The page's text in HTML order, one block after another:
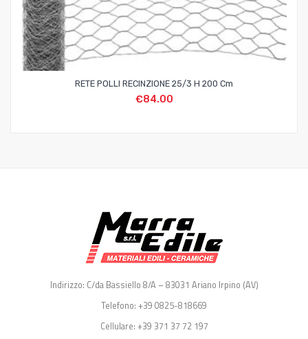
RETE POLLI RECINZIONE 25/3 H 200 Cm
€84.00
Indirizzo: C/da Bassiello 8/A – 83031 Ariano Irpino (AV)
Telefono: +39 0825-818669
Cellulare: +39 371 37 72 197